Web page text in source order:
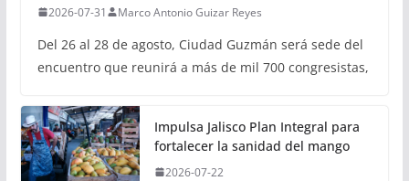
2026-07-31 Marco Antonio Guizar Reyes
Del 26 al 28 de agosto, Ciudad Guzmán será sede del
encuentro que reunirá a más de mil 700 congresistas,
Impulsa Jalisco Plan Integral para
fortalecer la sanidad del mango
2026-07-22